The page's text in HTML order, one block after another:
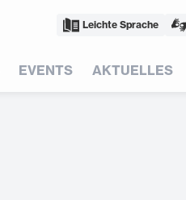
Leichte Sprache
EVENTS AKTUELLES